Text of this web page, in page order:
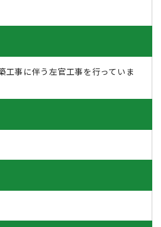
工事に伴う左官工事を行っていま